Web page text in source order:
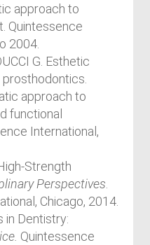
approach to
Quintessence
2004.
G. Esthetic
approach to
functional
International,
Strength
Perspectives
Chicago, 2014.
in Dentistry:
Quintessence